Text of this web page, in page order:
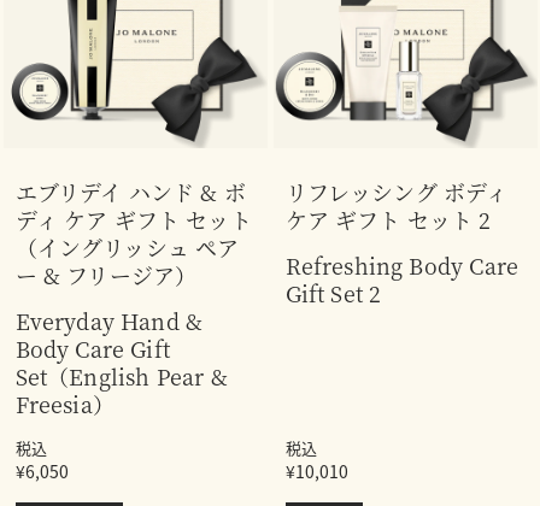
エブリデイ ハンド & ボ
ディ ケア ギフト セット
（イングリッシュ ペア
ー & フリージア）
Everyday Hand &
Body Care Gift
Set（English Pear &
Freesia）
税込
¥6,050
リフレッシング ボディ
ケア ギフト セット 2
Refreshing Body Care
Gift Set 2
税込
¥10,010